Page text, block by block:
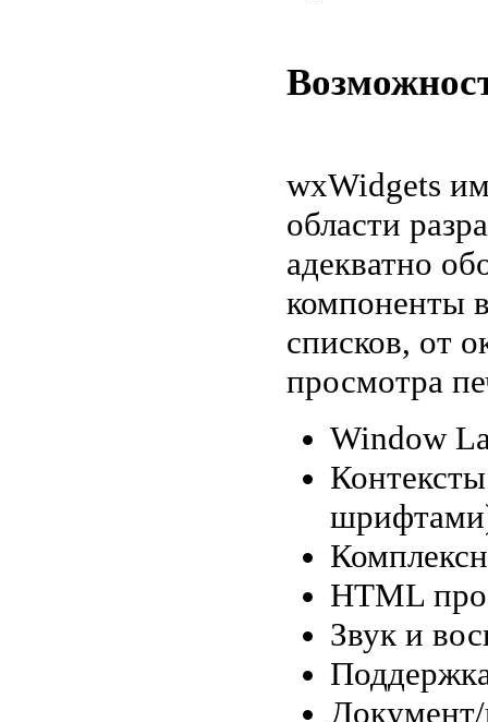
wxWidgets
области
адекватно
компоненты
списков, от
просмотра
Window
HTML
Звук и